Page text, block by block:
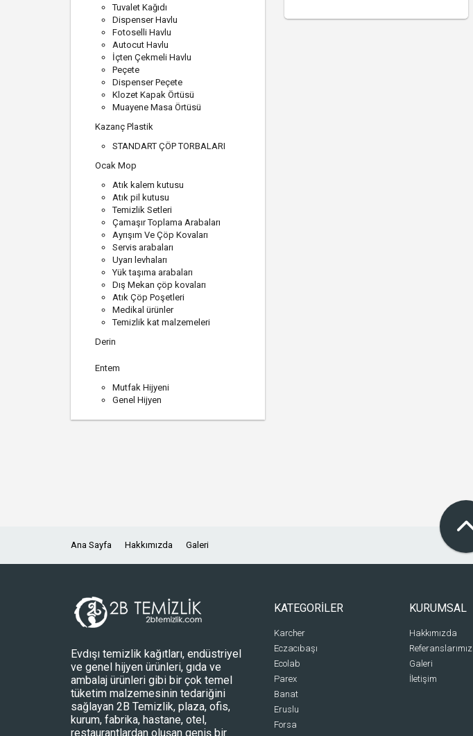
Tuvalet Kağıdı
Dispenser Havlu
Fotoselli Havlu
Autocut Havlu
İçten Çekmeli Havlu
Peçete
Dispenser Peçete
Klozet Kapak Örtüsü
Muayene Masa Örtüsü
Kazanç Plastik
STANDART ÇÖP TORBALARI
Ocak Mop
Atık kalem kutusu
Atık pil kutusu
Temizlik Setleri
Çamaşır Toplama Arabaları
Ayrışım Ve Çöp Kovaları
Servis arabaları
Uyarı levhaları
Yük taşıma arabaları
Dış Mekan çöp kovaları
Atık Çöp Poşetleri
Medikal ürünler
Temizlik kat malzemeleri
Derin
Entem
Mutfak Hijyeni
Genel Hijyen
Ana Sayfa Hakkımızda Galeri
Evdışı temizlik kağıtları, endüstriyel
ve genel hijyen ürünleri, gıda ve
ambalaj ürünleri gibi bir çok temel
tüketim malzemesinin tedariğini
sağlayan 2B Temizlik, plaza, ofis,
kurum, fabrika, hastane, otel,
restaurantlardan oluşan geniş bir
KATEGORİLER
Karcher
Eczacıbaşı
Ecolab
Parex
Banat
Eruslu
Forsa
KURUMSAL
Hakkımızda
Referanslarımız
Galeri
İletişim